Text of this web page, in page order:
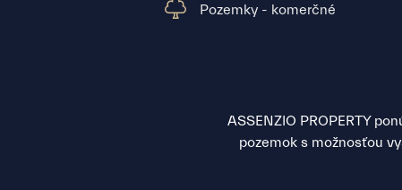
Pozemky - komerčné
ASSENZIO PROPERTY
pozemok s možnosťou